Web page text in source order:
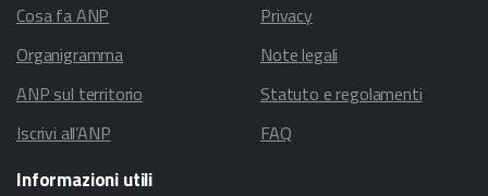
Cosa fa ANP
Organigramma
ANP sul territorio
Iscrivi all’ANP
Privacy
Note legali
Statuto e regolamenti
FAQ
Informazioniutili